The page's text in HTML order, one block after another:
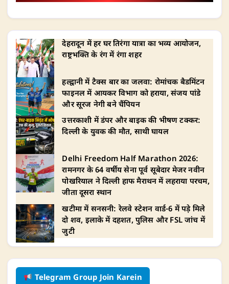
देहरादून में हर घर तिरंगा यात्रा का भव्य आयोजन,
राष्ट्रभक्ति के रंग में रंगा शहर
हल्द्वानी में टैक्स बार का जलवा: रोमांचक बैडमिंटन
फाइनल में आयकर विभाग को हराया, संजय पांडे
और सूरज नेगी बने चैंपियन
उत्तरकाशी में डंपर और बाइक की भीषण टक्कर:
दिल्ली के युवक की मौत, साथी घायल
Delhi Freedom Half Marathon 2026:
रामनगर के 64 वर्षीय सेना पूर्व सूबेदार मेजर नवीन
पोखरियाल ने दिल्ली हाफ मैराथन में लहराया परचम,
जीता दूसरा स्थान
खटीमा में सनसनी: रेलवे स्टेशन वार्ड-6 में पड़े मिले
दो शव, इलाके में दहशत, पुलिस और FSL जांच में
जुटी
Telegram Group Join Karein